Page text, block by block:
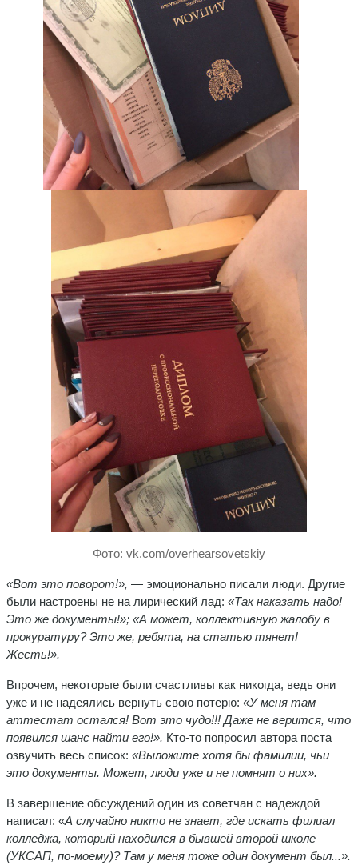
Фото: vk.com/overhearsovetskiy
«Вот это поворот!», — эмоционально писали люди. Другие
были настроены не на лирический лад: «Так наказать надо!
Это же документы!»; «А может, коллективную жалобу в
прокуратуру? Это же, ребята, на статью тянет!
Жесть!».
Впрочем, некоторые были счастливы как никогда, ведь они
уже и не надеялись вернуть свою потерю: «У меня там
аттестат остался! Вот это чудо!!! Даже не верится, что
появился шанс найти его!». Кто-то попросил автора поста
озвучить весь список: «Выложите хотя бы фамилии, чьи
это документы. Может, люди уже и не помнят о них».
В завершение обсуждений один из советчан с надеждой
написал: «А случайно никто не знает, где искать филиал
колледжа, который находился в бывшей второй школе
(УКСАП, по-моему)? Там у меня тоже один документ был...».